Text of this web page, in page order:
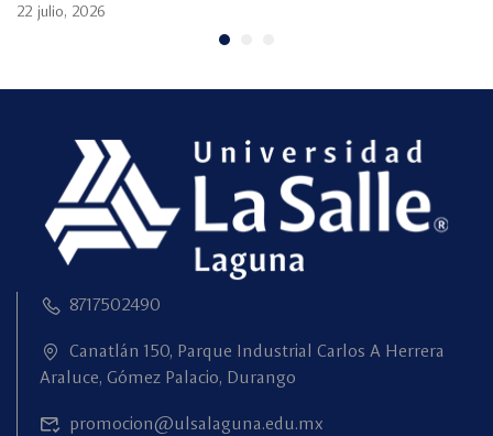
22 julio, 2026
8717502490
Canatlán 150, Parque Industrial Carlos A Herrera
Araluce, Gómez Palacio, Durango
promocion@ulsalaguna.edu.mx